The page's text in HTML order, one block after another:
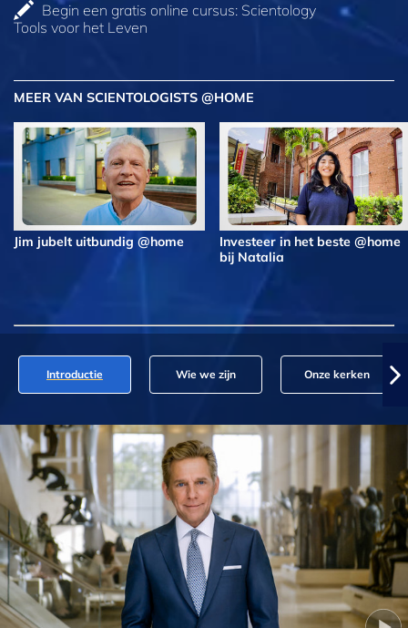
Begin een gratis online cursus: Scientology
Tools voor het Leven
MEER VAN SCIENTOLOGISTS @HOME
Jim jubelt uitbundig @home
Investeer in het beste @home
bij Natalia
Introductie Wie we zijn Onze kerken